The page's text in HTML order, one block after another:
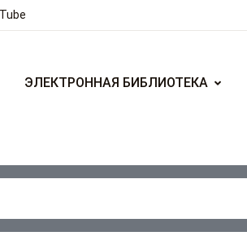
ЭЛЕКТРОННАЯ БИБЛИОТЕКА